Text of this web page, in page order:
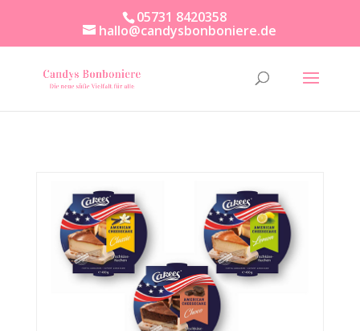
05731 8420358
hallo@candysbonboniere.de